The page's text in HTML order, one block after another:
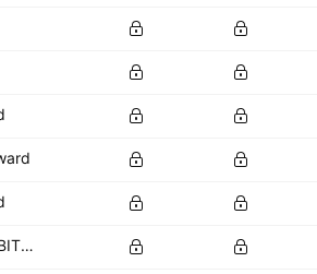
Enterprise value to EBITDA forward